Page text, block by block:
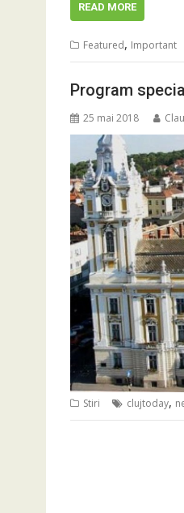
READ MORE
Featured, Important
Program
25 mai 2018
Stiri clujtoday,